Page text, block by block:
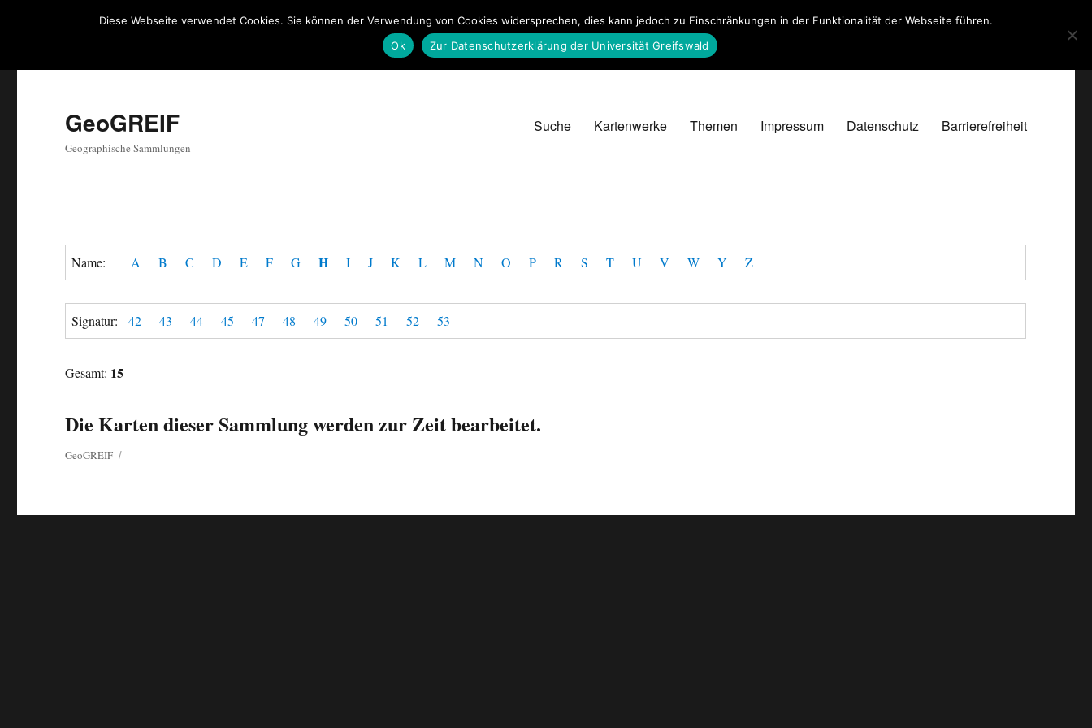
GeoGREIF
Geographische Sammlungen
Suche Kartenwerke Themen Impressum Datenschutz Barrierefreiheit
Name: A B C D E F G H I J K L M N O P R S T U V W Y Z
Signatur:42 43 44 45 47 48 49 50 51 52 53
Gesamt: 15
Die Karten dieser Sammlung werden zur Zeit bearbeitet.
GeoGREIF
Diese Webseite verwendet Cookies. Sie können der Verwendung von Cookies widersprechen, dies kann jedoch zu Einschränkungen in der Funktionalität der Webseite führen.
Ok
Zur Datenschutzerklärung der Universität Greifswald